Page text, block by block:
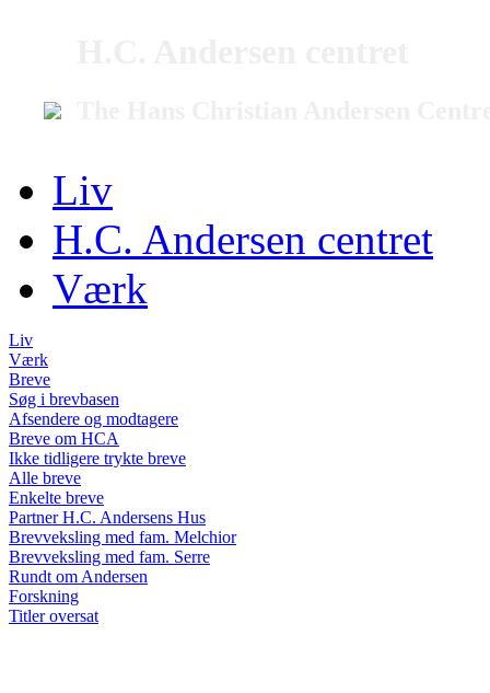
Liv
H.C. Andersen centret
Værk
Liv
Værk
Breve
Søg i brevbasen
Afsendere og modtagere
Breve om HCA
Ikke tidligere trykte breve
Alle breve
Enkelte breve
Partner H.C. Andersens Hus
Brevveksling med fam. Melchior
Brevveksling med fam. Serre
Rundt om Andersen
Forskning
Titler oversat